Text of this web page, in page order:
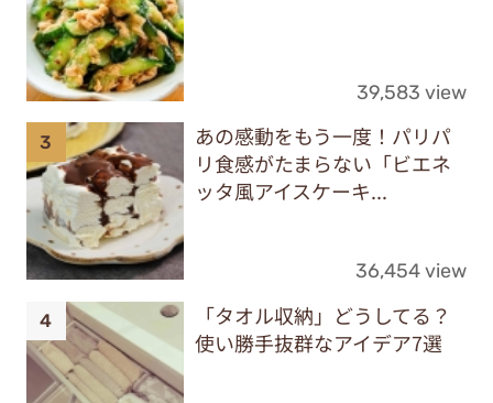
39,583 view
あの感動をもう一度！パリパ
リ食感がたまらない「ビエネ
ッタ風アイスケーキ...
36,454 view
「タオル収納」どうしてる？
使い勝手抜群なアイデア7選